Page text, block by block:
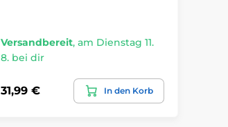
Versandbereit, am Dienstag 11.
8. bei dir
31,99 € In den Korb